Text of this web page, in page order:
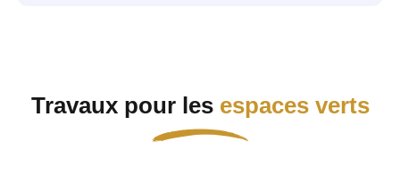
Travaux pour lesespaces verts